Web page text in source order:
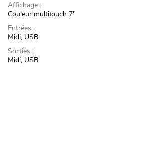
Affichage :
Couleur multitouch 7"
Entrées :
Midi, USB
Sorties :
Midi, USB